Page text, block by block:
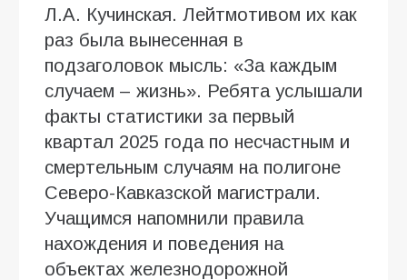
Л.А. Кучинская. Лейтмотивом их как
раз была вынесенная в
подзаголовок мысль: «За каждым
случаем – жизнь». Ребята услышали
факты статистики за первый
квартал 2025 года по несчастным и
смертельным случаям на полигоне
Северо-Кавказской магистрали.
Учащимся напомнили правила
нахождения и поведения на
объектах железнодорожной